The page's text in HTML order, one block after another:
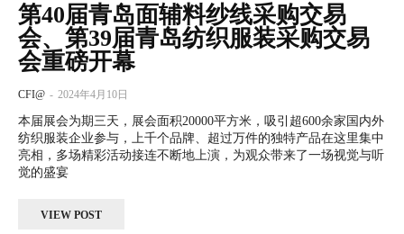
第40届青岛面辅料纱线采购交易
会、第39届青岛纺织服装采购交易
会重磅开幕
CFI@ - 2024年4月10日
本届展会为期三天，展会面积20000平方米，吸引超600余家国内外
纺织服装企业参与，上千个品牌、超过万件的独特产品在这里集中
亮相，多场精彩活动接连不断地上演，为观众带来了一场视觉与听
觉的盛宴
VIEW POST